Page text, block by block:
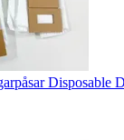
Disposable